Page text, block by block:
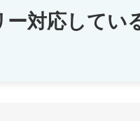
対応してい